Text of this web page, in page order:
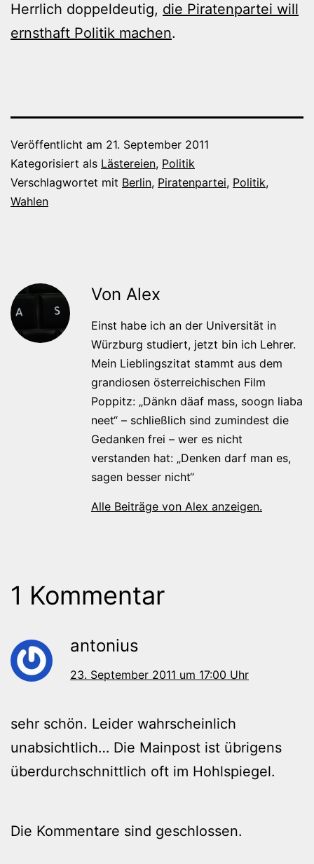
Herrlich doppeldeutig, die Piratenpartei will
ernsthaft Politik machen.
Veröffentlicht am 21. September 2011
Kategorisiert als Lästereien, Politik
Verschlagwortet mit Berlin, Piratenpartei, Politik,
Wahlen
Von Alex
Einst habe ich an der Universität in
Würzburg studiert, jetzt bin ich Lehrer.
Mein Lieblingszitat stammt aus dem
grandiosen österreichischen Film
Poppitz: „Dänkn däaf mass, soogn liaba
neet“ – schließlich sind zumindest die
Gedanken frei – wer es nicht
verstanden hat: „Denken darf man es,
sagen besser nicht“
Alle Beiträge von Alex anzeigen.
1 Kommentar
antonius
23. September 2011 um 17:00 Uhr
sehr schön. Leider wahrscheinlich
unabsichtlich… Die Mainpost ist übrigens
überdurchschnittlich oft im Hohlspiegel.
Die Kommentare sind geschlossen.